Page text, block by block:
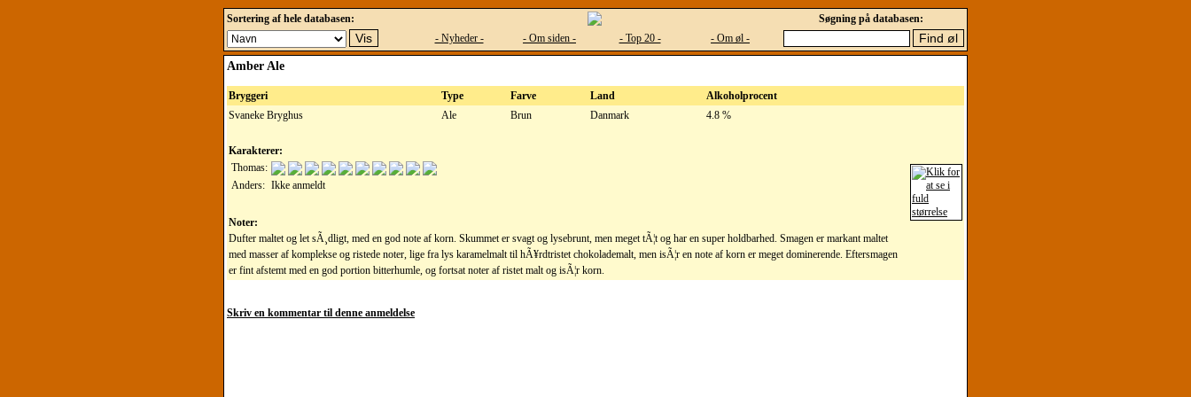
Sortering af hele databasen:
Søgning på databasen:
- Nyheder -
- Om siden - - Top 20 - - Om øl -
Amber Ale
Bryggeri Type Farve Land
Alkoholprocent
Svaneke Bryghus
Ale Brun Danmark 4.8 %
Karakterer:
Thomas:
Anders: Ikke anmeldt
Noter:
Dufter maltet og let sÃ¸dligt, med en god note af korn. Skummet er svagt og lysebrunt, men meget tÃ¦t og har en super holdbarhed. Smagen er markant maltet
med masser af komplekse og ristede noter, lige fra lys karamelmalt til hÃ¥rdtristet chokolademalt, men isÃ¦r en note af korn er meget dominerende. Eftersmagen
er fint afstemt med en god portion bitterhumle, og fortsat noter af ristet malt og isÃ¦r korn.
Skriv en kommentar til denne anmeldelse